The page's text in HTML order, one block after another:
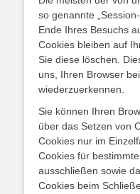
so genannte
Ende Ihres Besuchs
Cookies bleiben auf
Sie diese löschen.
uns, Ihren Browser
wiederzuerkennen.
Sie können Ihren
über das Setzen von
Cookies nur im
Cookies für
ausschließen sowie
Cookies beim